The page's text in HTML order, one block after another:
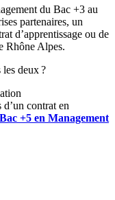
du Bac +3 au
partenaires, un
d’apprentissage ou de
Rhône Alpes.
deux ?
contrat en
Bac +5 en Management